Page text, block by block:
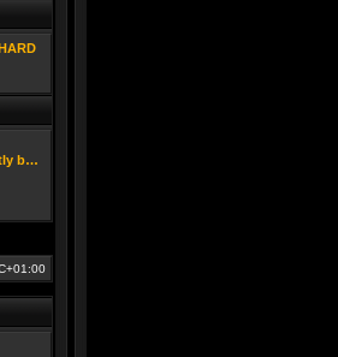
le dernier message
b…